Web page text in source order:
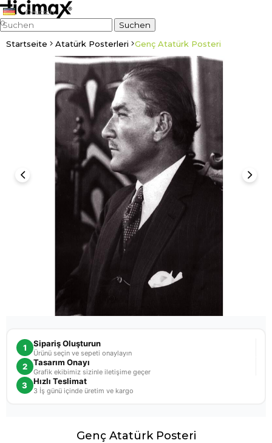
Deutsch
0
Startseite Atatürk Posterleri Genç Atatürk Posteri
1 Sipariş Oluşturun
Ürünü seçin ve sepeti onaylayın
2 Tasarım Onayı
Grafik ekibimiz sizinle iletişime geçer
3 Hızlı Teslimat
3 İş günü içinde üretim ve kargo
Genç Atatürk Posteri